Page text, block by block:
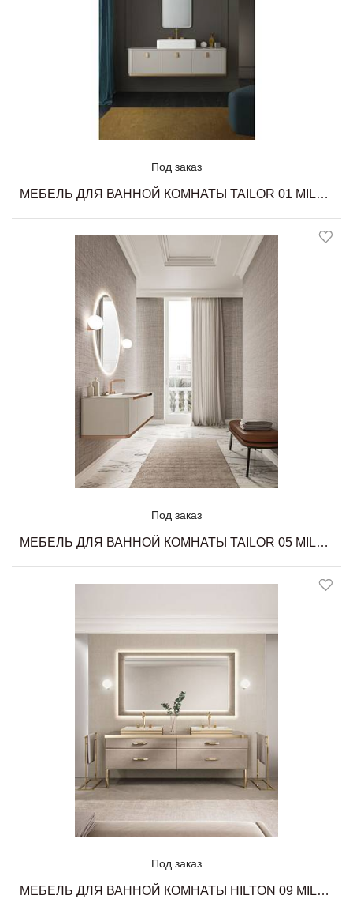
Под заказ
МЕБЕЛЬ ДЛЯ ВАННОЙ КОМНАТЫ TAILOR 01 MILLDUE
Под заказ
МЕБЕЛЬ ДЛЯ ВАННОЙ КОМНАТЫ TAILOR 05 MILLDUE
Под заказ
МЕБЕЛЬ ДЛЯ ВАННОЙ КОМНАТЫ HILTON 09 MILLDUE